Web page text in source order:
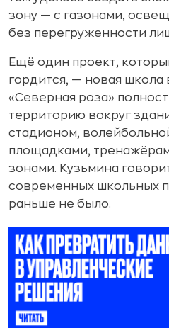
зону — с газонами,
без перегруженности
Ещё один проект,
гордится, — новая школа
«Северная роза»
территорию вокруг
стадионом,
площадками,
зонами. Кузьмина
современных школьных
раньше не было.